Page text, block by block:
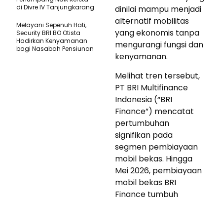
dinilai mampu menjadi
alternatif mobilitas
yang ekonomis tanpa
mengurangi fungsi dan
kenyamanan.
Melihat tren tersebut,
PT BRI Multifinance
Indonesia (“BRI
Finance”) mencatat
pertumbuhan
signifikan pada
segmen pembiayaan
mobil bekas. Hingga
Mei 2026, pembiayaan
mobil bekas BRI
Finance tumbuh
di Divre IV Tanjungkarang
Melayani Sepenuh Hati,
Security BRI BO Otista
Hadirkan Kenyamanan
bagi Nasabah Pensiunan